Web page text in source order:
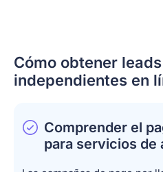
Cómo obtener
independientes en
Comprender el
para servicios de